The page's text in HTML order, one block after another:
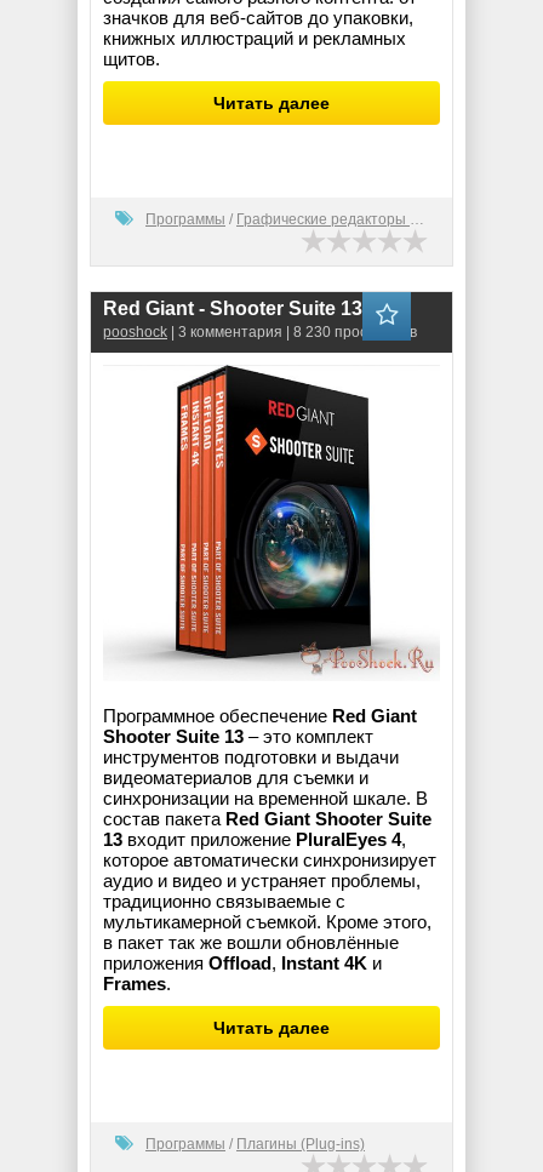
значков для веб-сайтов до упаковки,
книжных иллюстраций и рекламных
щитов.
Читать далее
Программы / Графические редакторы (2D)
Red Giant - Shooter Suite 13.1.14
pooshock | 3 комментария | 8 230 просмотров
Программное обеспечение Red Giant
Shooter Suite 13 – это комплект
инструментов подготовки и выдачи
видеоматериалов для съемки и
синхронизации на временной шкале. В
состав пакета Red Giant Shooter Suite
13 входит приложение PluralEyes 4,
которое автоматически синхронизирует
аудио и видео и устраняет проблемы,
традиционно связываемые с
мультикамерной съемкой. Кроме этого,
в пакет так же вошли обновлённые
приложения Offload, Instant 4K и
Frames.
Читать далее
Программы / Плагины (Plug-ins)